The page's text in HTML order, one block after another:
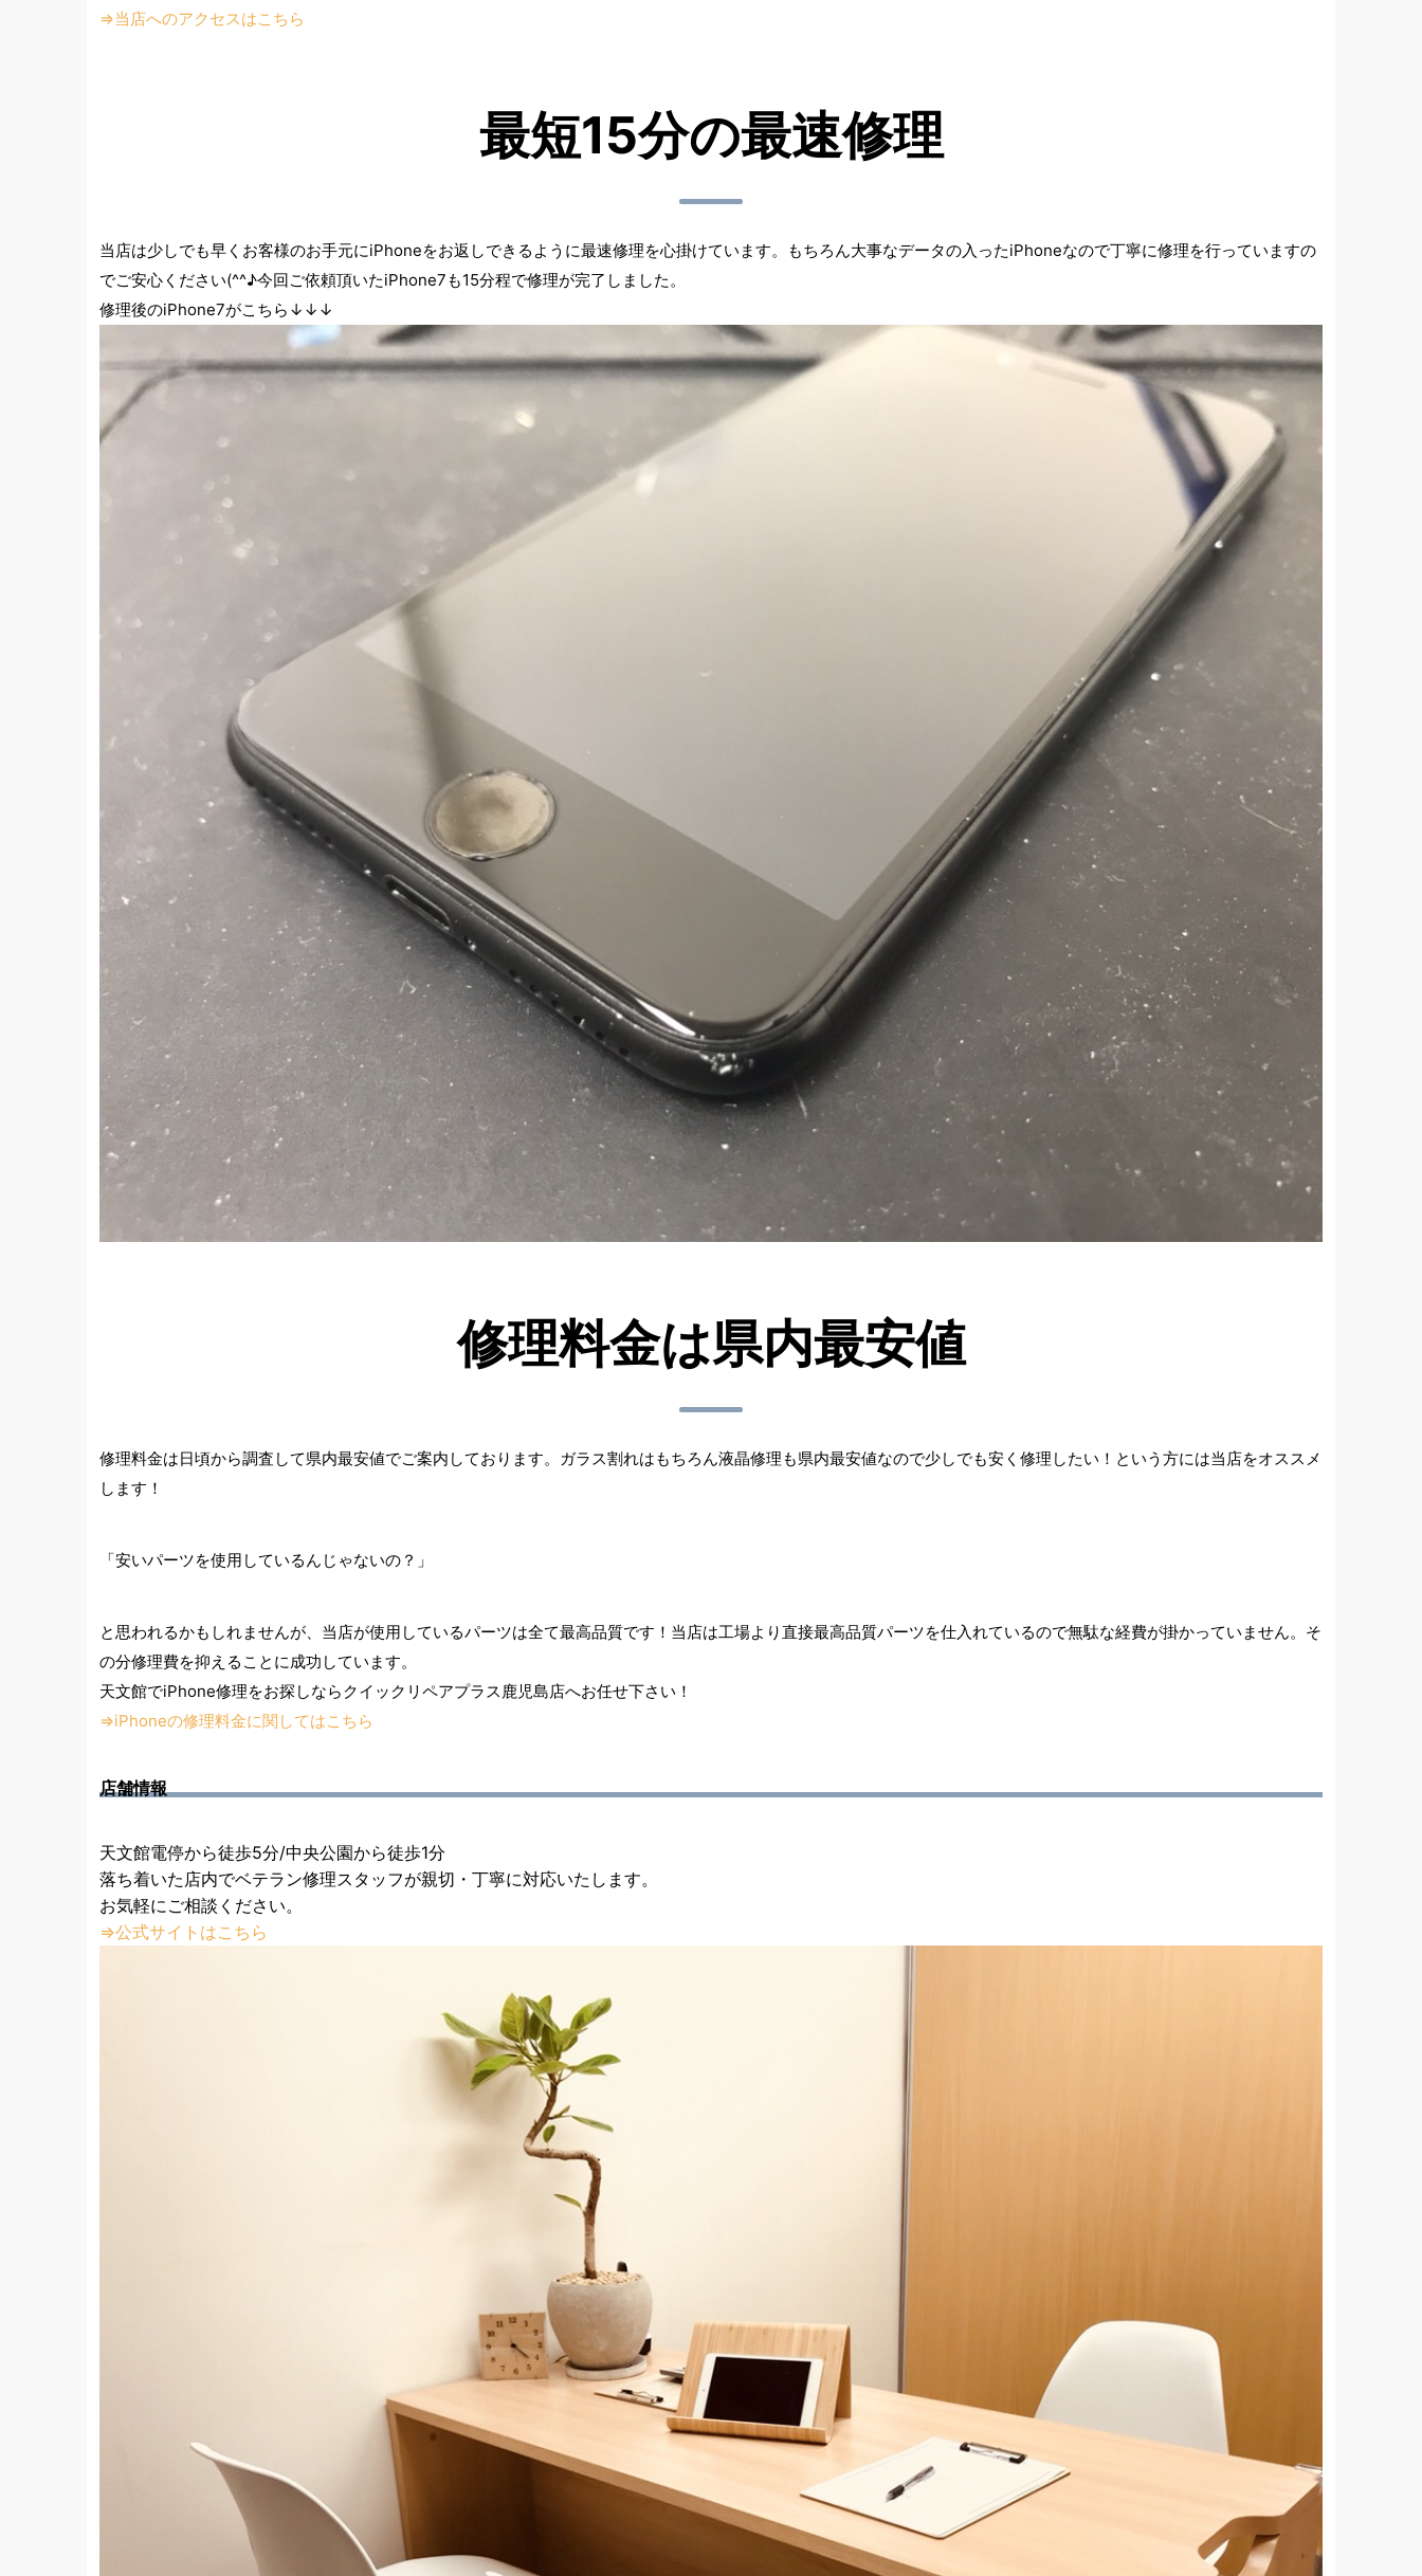
⇒当店へのアクセスはこちら
最短15分の最速修理
当店は少しでも早くお客様のお手元にiPhoneをお返しできるように最速修理を心掛けています。もちろん大事なデータの入ったiPhoneなので丁寧に修理を行っていますの
でご安心ください(^^♪今回ご依頼頂いたiPhone7も15分程で修理が完了しました。
修理後のiPhone7がこちら↓↓↓
修理料金は県内最安値
修理料金は日頃から調査して県内最安値でご案内しております。ガラス割れはもちろん液晶修理も県内最安値なので少しでも安く修理したい！という方には当店をオススメ
します！
「安いパーツを使用しているんじゃないの？」
と思われるかもしれませんが、 当店が使用しているパーツは全て最高品質です！ 当店は工場より直接最高品質パーツを仕入れているので無駄な経費が掛かっていません。そ
の分修理費を抑えることに成功しています。
天文館でiPhone修理をお探しならクイックリペアプラス鹿児島店へお任せ下さい！
⇒iPhoneの修理料金に関してはこちら
店舗情報
天文館電停から徒歩5分/中央公園から徒歩1分
落ち着いた店内でベテラン修理スタッフが親切・丁寧に対応いたします。
お気軽にご相談ください。
⇒公式サイトはこちら